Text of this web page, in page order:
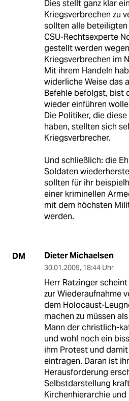
Dies stellt ganz klar
Kriegsverbrechen zu
sollten alle
CSU-Rechtsexperte
gestellt werden
Kriegsverbrechen im
Mit ihrem Handeln
widerliche Weise das
Befehle befolgst, bist
wieder einführen
Die Politiker, die
haben, stellten sich
Kriegsverbrecher.
Und schließlich: die
Soldaten
sollten für ihr
einer kriminellen
mit dem höchsten
werden.
DM Dieter Michaelsen
30.01.2009, 18:44 Uhr
Herr Ratzinger
zur Wiederaufnahme
dem Holocaust-
machen zu müssen
Mann der christlich-
und wohl noch ein
ihm Protest und
eintragen. Daran ist
Herausforderung
Selbstdarstellung
Kirchenhierarchie